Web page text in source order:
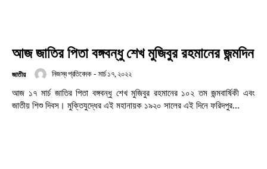
আজ জাতির পিতা বঙ্গবন্ধু শেখ মুজিবুর রহমানের জন্মদিন
জাতীয় নিজস্ব প্রতিবেদক - মার্চ ১৭, ২০২২
আজ ১৭ মার্চ জাতির পিতা বঙ্গবন্ধু শেখ মুজিবুর রহমানের ১০২ তম জন্মবার্ষিকী এবং
জাতীয় শিশু দিবস। মুক্তিযুদ্ধের এই মহানায়ক ১৯২০ সালের এই দিনে ফরিদপুর...